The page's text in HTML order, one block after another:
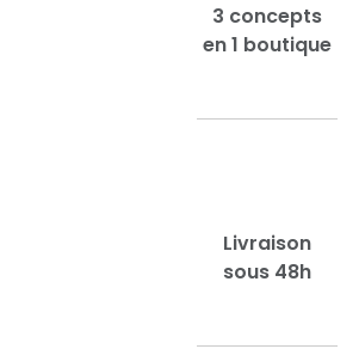
3 concepts
en 1 boutique
Livraison
sous 48h